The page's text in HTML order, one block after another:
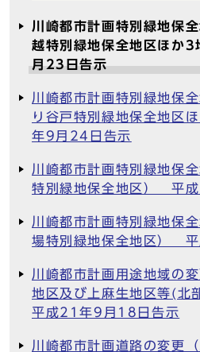
川崎都市計画特別緑地保
越特別緑地保全地区ほ
月23日告示
川崎都市計画特別緑地保
り谷戸特別緑地保全地区
年9月24日告示
川崎都市計画特別緑地保
特別緑地保全地区） 平
川崎都市計画特別緑地保
場特別緑地保全地区）
川崎都市計画用途地域の
地区及び上麻生地区等(
平成21年9月18日告示
川崎都市計画道路の変更